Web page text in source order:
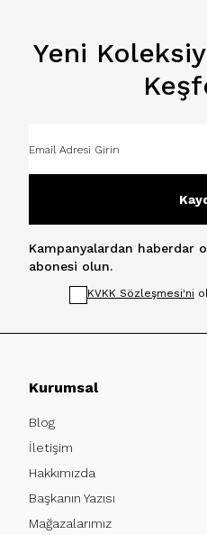
Yeni
Kampanyalardan haberdar
abonesi olun.
KVKK Sözleşmesi'ni
Kurumsal
Blog
İletişim
Hakkımızda
Başkanın Yazısı
Mağazalarımız